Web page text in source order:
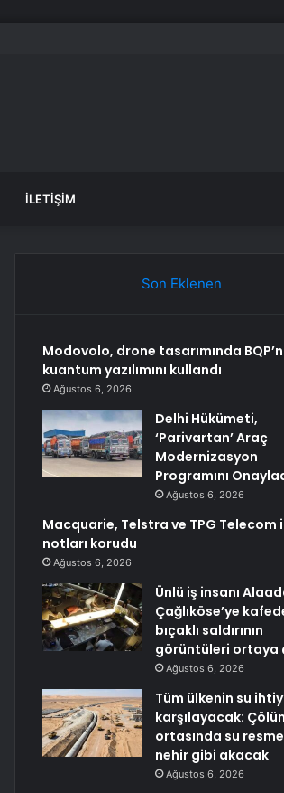
İLETIŞIM
Son Eklenen
Modovolo, drone tasarımında
kuantum yazılımını kullandı
Ağustos 6, 2026
Delhi Hükümeti,
‘Parivartan’ Araç
Modernizasyon
Programını
Ağustos 6, 2026
Macquarie, Telstra ve TPG Telecom
notları korudu
Ağustos 6, 2026
Ünlü iş insanı
Çağlıköse’ye
bıçaklı saldırının
görüntüleri ortaya
Ağustos 6, 2026
Tüm ülkenin su
karşılayacak: Çölün
ortasında su
nehir gibi akacak
Ağustos 6, 2026